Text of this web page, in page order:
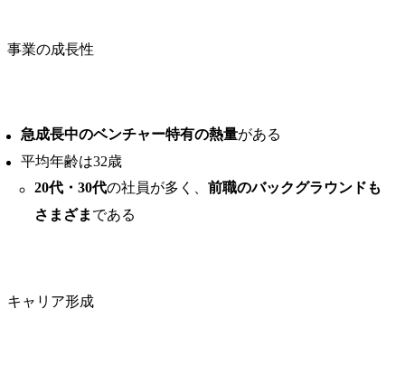
事業の成長性
急成長中のベンチャー特有の熱量がある
平均年齢は32歳
20代・30代の社員が多く、 前職のバックグラウンドも
さまざま である
キャリア形成